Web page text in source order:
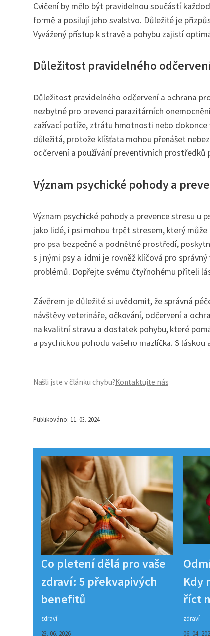
Cvičení by mělo být pravidelnou součástí
formě a posilují jeho svalstvo. Důležité je
Vyvážený přístup k stravě a pohybu zajistí
Důležitost pravidelného
Důležitost pravidelného odčervení a ochrana
nezbytné pro prevenci parazitárních
zažívací potíže, ztrátu hmotnosti nebo
důležitá, protože klíšťata mohou přenášet
odčervení a používání preventivních
Význam psychické pohody a
Význam psychické pohody a prevence stresu u
jako lidé, i psi mohou trpět stresem, který
pro psa bezpečné a podnětné prostředí,
s jinými psy a lidmi je rovněž klíčová pro
problémů. Dopřejte svému čtyřnohému příteli
Závěrem je důležité si uvědomit, že správná
návštěvy veterináře, očkování, odčervení a
na kvalitní stravu a dostatek pohybu, které
a psychickou pohodu vašeho mazlíčka. S
Našli jste v článku chybu?Kontaktujte nás
Publikováno: 11. 03. 2024
Co pletení dělá pro vaše
zdraví: 5 překvapivých
benefitů
zdraví
23. 06. 2026
Kdy
říct
zdraví
06. 04.